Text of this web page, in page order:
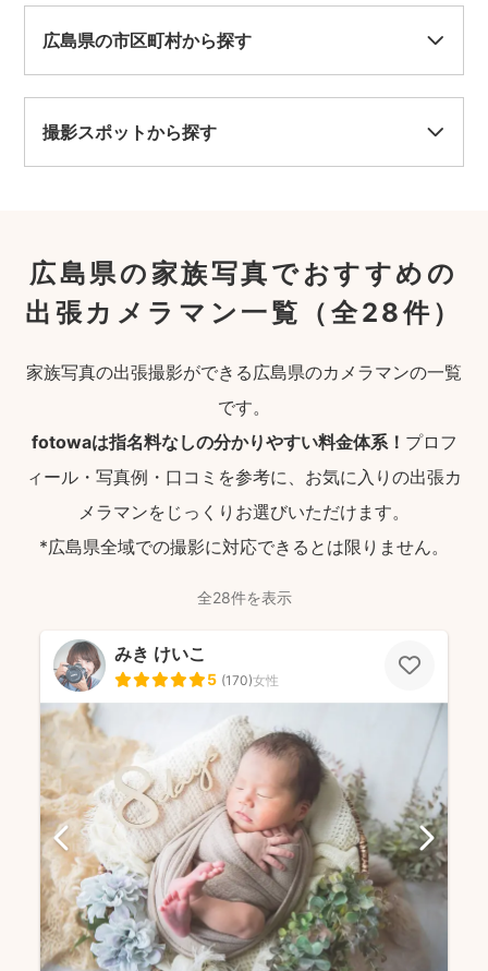
広島県の市区町村から探す
撮影スポットから探す
広島県の家族写真でおすすめの
出張カメラマン一覧
（全28件）
家族写真の出張撮影ができる広島県のカメラマンの一覧
です。
fotowaは指名料なしの分かりやすい料金体系！ プロフ
ィール・写真例・口コミを参考に、お気に入りの出張カ
メラマンをじっくりお選びいただけます。
*広島県全域での撮影に対応できるとは限りません。
全28件を表示
みき けいこ
5 (170)女性